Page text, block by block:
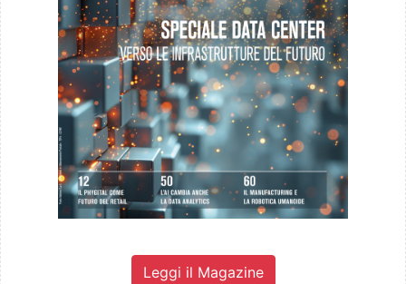
Leggi il Magazine